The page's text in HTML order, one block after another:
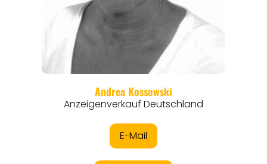
THEMEN
ANGEBOTE